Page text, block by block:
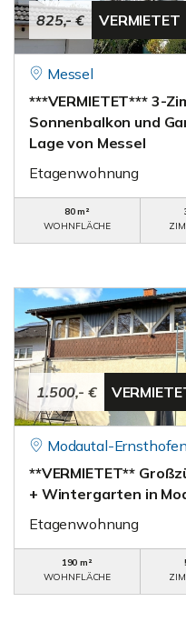
825,- € VERMIETET
Messel
***VERMIETET*** 3-
Sonnenbalkon und
Lage von Messel
Etagenwohnung
80 m²
WOHNFLÄCHE
1.500,- €
Modautal-Ernsthofen
**VERMIETET**
+ Wintergarten in
Etagenwohnung
190 m²
WOHNFLÄCHE